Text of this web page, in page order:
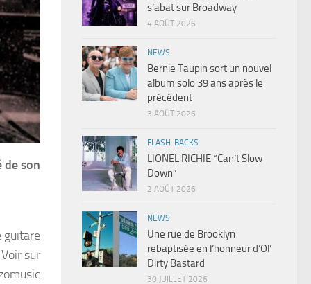
de son
guitare
sur
s’abat sur Broadway
4 AOÛT 2026
NEWS
Bernie Taupin sort un nouvel
album solo 39 ans après le
précédent
3 AOÛT 2026
FLASH-BACKS
LIONEL RICHIE “Can’t Slow
Down”
2 AOÛT 2026
NEWS
Une rue de Brooklyn
rebaptisée en l’honneur d’Ol’
Dirty Bastard
30 JUILLET 2026